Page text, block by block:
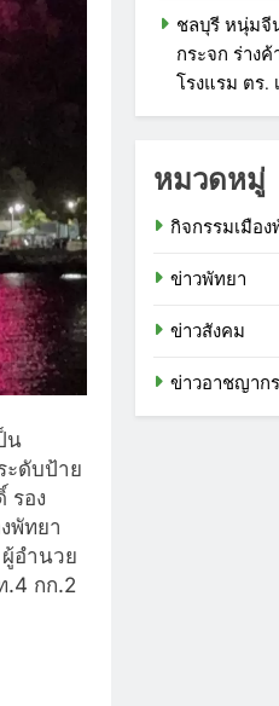
น
ะดับป้าย
รอง
พัทยา
อำนวย
.4 กก.2
ชลบุรี หนุ่มจี
กระจก ร่าง
โรงแรม ตร.
หมวดหมู่
กิจกรรมเมือง
ข่าวพัทยา
ข่าวสังคม
ข่าวอาชญาก